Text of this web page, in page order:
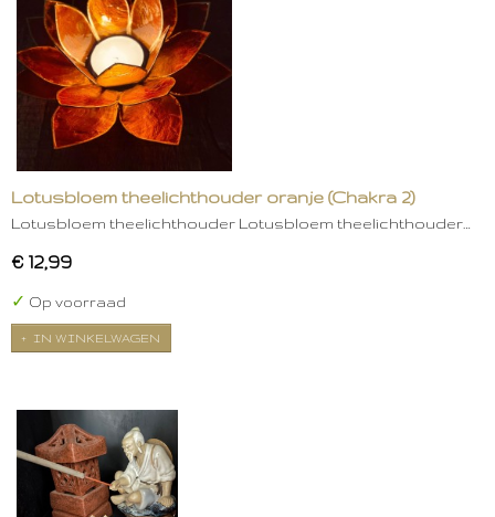
Lotusbloem theelichthouder oranje (Chakra 2)
Lotusbloem theelichthouder Lotusbloem theelichthouder…
€ 12,99
✓ Op voorraad
IN WINKELWAGEN